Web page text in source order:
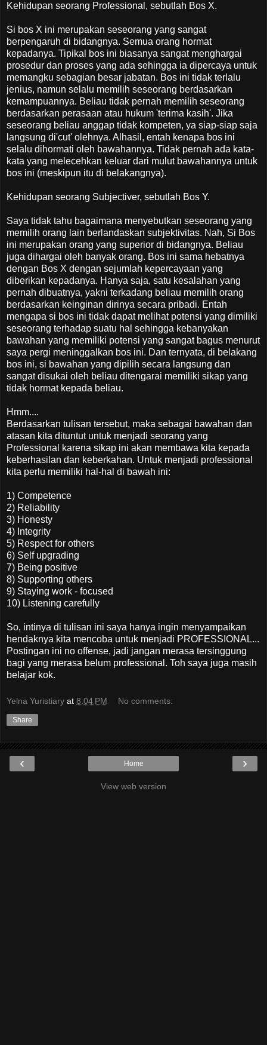
Kehidupan seorang Professional, sebutlah Bos X.
Si bos X ini merupakan seseorang yang sangat
berpengaruh di bidangnya. Semua orang hormat
kepadanya. Tipikal bos ini biasanya sangat menghargai
prosedur dan proses yang ada sehingga ia dipercaya untuk
memangku sebagian besar jabatan. Bos ini tidak terlalu
jenius, namun selalu memilih seseorang berdasarkan
kemampuannya. Beliau tidak pernah memilih seseorang
berdasarkan perasaan atau hukum 'terima kasih'. Jika
seseorang beliau anggap tidak kompeten, ya siap-siap saja
langsung di'cut' olehnya. Alhasil, entah kenapa bos ini
selalu dihormati oleh bawahannya. Tidak pernah ada kata-
kata yang melecehkan keluar dari mulut bawahannya untuk
bos ini (meskipun itu di belakangnya).
Kehidupan seorang Subjectiver, sebutlah Bos Y.
Saya tidak tahu bagaimana menyebutkan seseorang yang
memilih orang lain berlandaskan subjektivitas. Nah, Si Bos
ini merupakan orang yang superior di bidangnya. Beliau
juga dihargai oleh banyak orang. Bos ini sama hebatnya
dengan Bos X dengan sejumlah kepercayaan yang
diberikan kepadanya. Hanya saja, satu kesalahan yang
pernah dibuatnya, yakni terkadang beliau memilih orang
berdasarkan keinginan dirinya secara pribadi. Entah
mengapa si bos ini tidak dapat melihat potensi yang dimiliki
seseorang terhadap suatu hal sehingga kebanyakan
bawahan yang memiliki potensi yang sangat bagus menurut
saya pergi meninggalkan bos ini. Dan ternyata, di belakang
bos ini, si bawahan yang dipilih secara langsung dan
sangat disukai oleh beliau ditengarai memiliki sikap yang
tidak hormat kepada beliau.
Hmm....
Berdasarkan tulisan tersebut, maka sebagai bawahan dan
atasan kita dituntut untuk menjadi seorang yang
Professional karena sikap ini akan membawa kita kepada
keberhasilan dan keberkahan. Untuk menjadi professional
kita perlu memiliki hal-hal di bawah ini:
1) Competence
2) Reliability
3) Honesty
4) Integrity
5) Respect for others
6) Self upgrading
7) Being positive
8) Supporting others
9) Staying work - focused
10) Listening carefully
So, intinya di tulisan ini saya hanya ingin menyampaikan
hendaknya kita mencoba untuk menjadi PROFESSIONAL...
Postingan ini no offense, jadi jangan merasa tersinggung
bagi yang merasa belum professional. Toh saya juga masih
belajar kok.
Yelna Yuristiary at 8:04 PM No comments:
Share
‹ ›
Home
View web version